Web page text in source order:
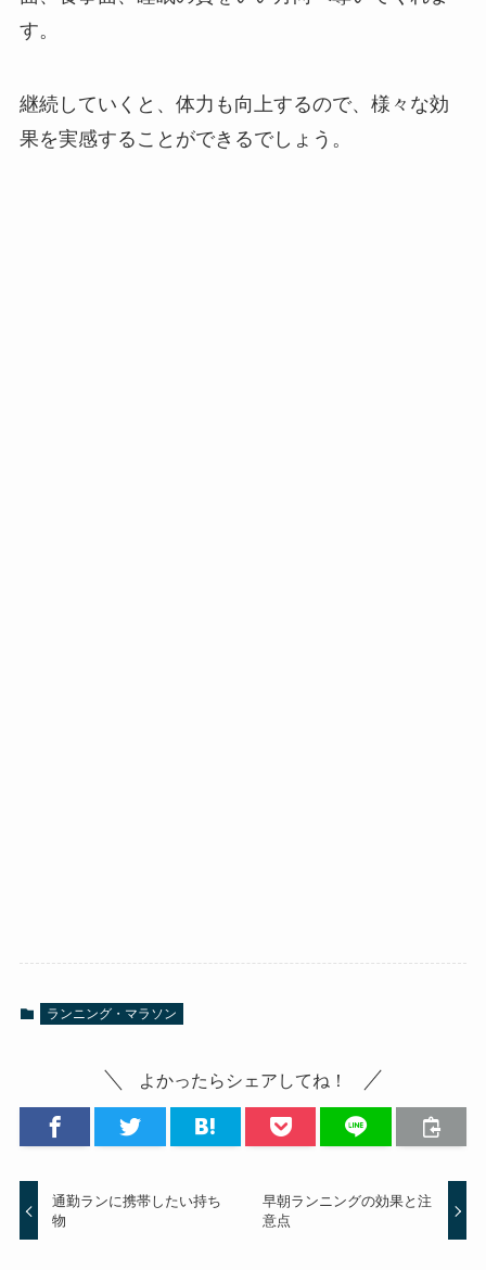
す。
継続していくと、体力も向上するので、様々な効
果を実感することができるでしょう。
ランニング・マラソン
よかったらシェアしてね！
通勤ランに携帯したい持ち
物
早朝ランニングの効果と注
意点